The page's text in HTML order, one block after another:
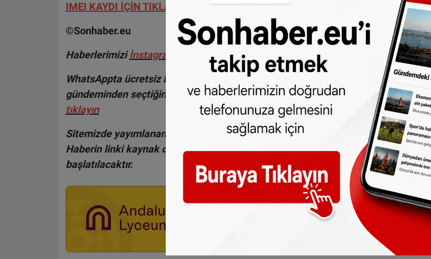
IMEI KAYDI İÇİN TIKLAYINIZ
©Sonhaber.eu
Haberlerimizi İnstagram hesabımızdan da takip edebilirsiniz.
WhatsAppta ücretsiz bültenimize abone olun, Hollanda ve diğer Avrupa ülkeleri
gündeminden seçtiğimiz haberler her gün telefonunuza gelsin!
Abone olmak için
tıklayın
Sitemizde yayımlanan haberlerin her türlü hakkıSONHABER.eu
’ya aittir.
Haberin linki kaynak olarak gösterilmeden alınan haberler için hukuki işlem
başlatılacaktır.